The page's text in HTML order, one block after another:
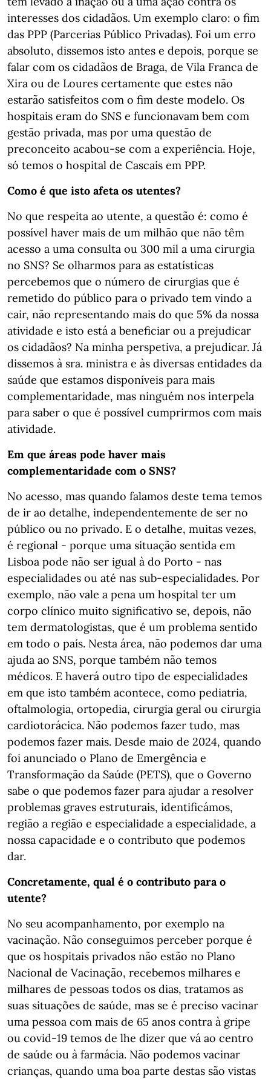
interesses dos cidadãos. Um exemplo claro: o fim
das PPP (Parcerias Público Privadas). Foi um erro
absoluto, dissemos isto antes e depois, porque se
falar com os cidadãos de Braga, de Vila Franca de
Xira ou de Loures certamente que estes não
estarão satisfeitos com o fim deste modelo. Os
hospitais eram do SNS e funcionavam bem com
gestão privada, mas por uma questão de
preconceito acabou-se com a experiência. Hoje,
só temos o hospital de Cascais em PPP.
Como é que isto afeta os utentes?
No que respeita ao utente, a questão é: como é
possível haver mais de um milhão que não têm
acesso a uma consulta ou 300 mil a uma cirurgia
no SNS? Se olharmos para as estatísticas
percebemos que o número de cirurgias que é
remetido do público para o privado tem vindo a
cair, não representando mais do que 5% da nossa
atividade e isto está a beneficiar ou a prejudicar
os cidadãos? Na minha perspetiva, a prejudicar. Já
dissemos à sra. ministra e às diversas entidades da
saúde que estamos disponíveis para mais
complementaridade, mas ninguém nos interpela
para saber o que é possível cumprirmos com mais
atividade.
Em que áreas pode haver mais
complementaridade com o SNS?
No acesso, mas quando falamos deste tema temos
de ir ao detalhe, independentemente de ser no
público ou no privado. E o detalhe, muitas vezes,
é regional - porque uma situação sentida em
Lisboa pode não ser igual à do Porto - nas
especialidades ou até nas sub-especialidades. Por
exemplo, não vale a pena um hospital ter um
corpo clínico muito significativo se, depois, não
tem dermatologistas, que é um problema sentido
em todo o país. Nesta área, não podemos dar uma
ajuda ao SNS, porque também não temos
médicos. E haverá outro tipo de especialidades
em que isto também acontece, como pediatria,
oftalmologia, ortopedia, cirurgia geral ou cirurgia
cardiotorácica. Não podemos fazer tudo, mas
podemos fazer mais. Desde maio de 2024, quando
foi anunciado o Plano de Emergência e
Transformação da Saúde (PETS), que o Governo
sabe o que podemos fazer para ajudar a resolver
problemas graves estruturais, identificámos,
região a região e especialidade a especialidade, a
nossa capacidade e o contributo que podemos
dar.
Concretamente, qual é o contributo para o
utente?
No seu acompanhamento, por exemplo na
vacinação. Não conseguimos perceber porque é
que os hospitais privados não estão no Plano
Nacional de Vacinação, recebemos milhares e
milhares de pessoas todos os dias, tratamos as
suas situações de saúde, mas se é preciso vacinar
uma pessoa com mais de 65 anos contra à gripe
ou covid-19 temos de lhe dizer que vá ao centro
de saúde ou à farmácia. Não podemos vacinar
crianças, quando uma boa parte destas são vistas